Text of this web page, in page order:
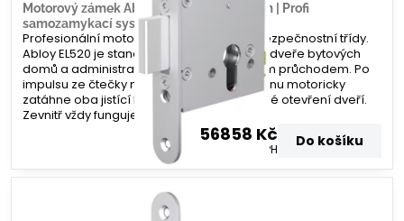
Motorový zámek Abloy EL520 – 80/20mm | Profi
samozamykací systém | Zamecky.cz
Profesionální motorový zámek nejvyšší bezpečnostní třídy.
Abloy EL520 je standardem pro vchodové dveře bytových
domů a administrativních budov s vysokým průchodem. Po
impulsu ze čtečky nebo domovního telefonu motoricky
zatáhne oba jistící body, čímž umožní volné otevření dveří.
Zevnitř vždy funguje paniková funkce.
56858 Kč
bez DPH Do košíku